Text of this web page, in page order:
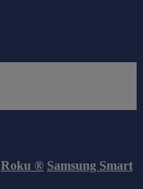
Roku ® Samsung Smart